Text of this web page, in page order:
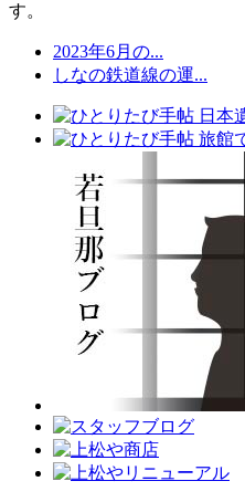
す。
2023年6月の...
しなの鉄道線の運...